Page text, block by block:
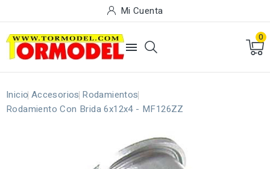
Mi Cuenta

0
Inicio Accesorios Rodamientos
Rodamiento Con Brida 6x12x4 - MF126ZZ